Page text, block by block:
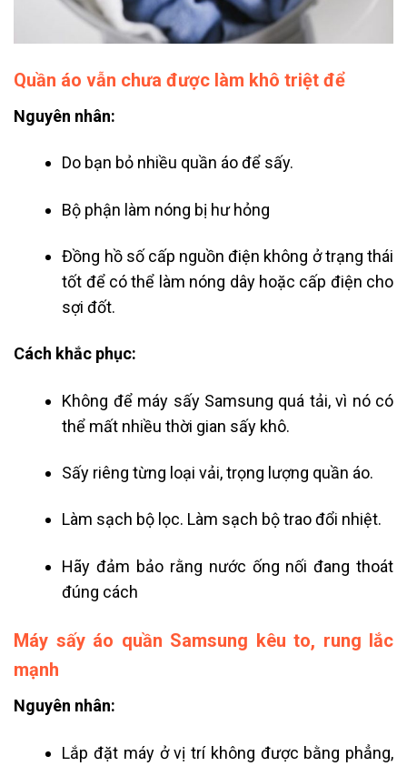
Quần áo vẫn chưa được làm khô triệt để
Nguyên nhân:
Do bạn bỏ nhiều quần áo để sấy.
Bộ phận làm nóng bị hư hỏng
Đồng hồ số cấp nguồn điện không ở trạng thái
tốt để có thể làm nóng dây hoặc cấp điện cho
sợi đốt.
Cách khắc phục:
Không để máy sấy Samsung quá tải, vì nó có
thể mất nhiều thời gian sấy khô.
Sấy riêng từng loại vải, trọng lượng quần áo.
Làm sạch bộ lọc. Làm sạch bộ trao đổi nhiệt.
Hãy đảm bảo rằng nước ống nối đang thoát
đúng cách
Máy sấy áo quần Samsung kêu to, rung lắc
mạnh
Nguyên nhân:
Lắp đặt máy ở vị trí không được bằng phẳng,